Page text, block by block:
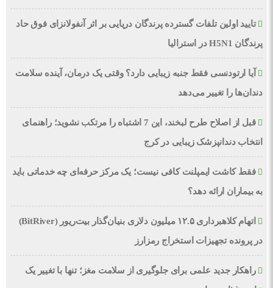
تایید اولین تلفات گسترده پرندگان دریایی بر اثر آنفولانزای فوق حاد
پرندگان H5N1 در استرالیا
آیا ارتودنسی فقط جنبه زیبایی دارد؟ وقتی یک درمان، آینده سلامت
دندان‌ها را تغییر می‌دهد
قبل از اصلاح طرح لبخند، این 7 اشتباه را مرتکب نشوید؛ راهنمای
انتخاب دندانپزشک زیبایی در کرج
فقط کاشت ایمپلنت کافی نیست؛ یک مرکز حرفه‌ای چه خدماتی باید
به بیماران ارائه دهد؟
اتهام کلاهبرداری ۱۲.۵ میلیون دلاری بنیان‌گذار بیت‌ریور (BitRiver)
در پرونده تجهیزات استخراج رمزارز
راهکار جدید علمی برای جلوگیری از سلامت مغز؛ تنها با تغییر یک